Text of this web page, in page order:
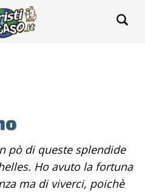
Ho avuto la fortuna
ma di viverci, poichè